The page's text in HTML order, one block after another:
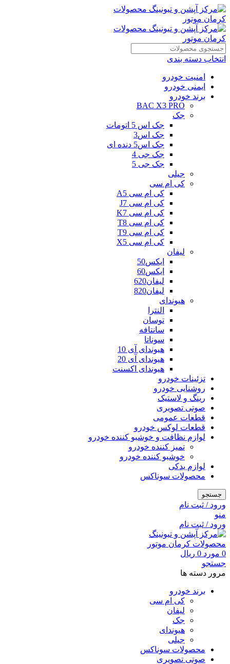
انتخاب دسته بندی
امنیت خودرو
ایمنی خودرو
برند خودرو
BAC X3 PRO
جک
جک اس 5 اتومات
جک اس3
جک اس5 دنده ای
جک جی 4
جک جی 5
جیلی
کی ام سی
کی ام سی A5
کی ام سی J7
کی ام سی K7
کی ام سی T8
کی ام سی T9
کی ام سی X5
لیفان
ایکس50
ایکس60
لیفان620
لیفان820
هیوندای
النترا
توسان
سانتافه
سوناتا
هیوندای آی 10
هیوندای آی 20
هیوندای اکسنت
تزئینات خودرو
روشنایی خودرو
رینگ و لاستیک
صوتی تصویری
قطعات عمومی
قطعات لوکس خودرو
لوازم نظافت و خوشبو کننده خودرو
تمیز کننده خودرو
خوشبو کننده خودرو
لوازم یدکی
محصولات سوناکس
جستجو
ورود / ثبت نام
منو
ورود / ثبت نام
0 مورد 0 ریال
جستجو
مرور دسته ها
برند خودرو
کی ام سی
لیفان
جک
هیوندای
جیلی
محصولات سوناکس
صوتی تصویری